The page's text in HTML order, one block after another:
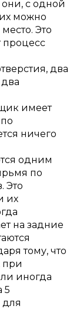
с одной
можно
Это
процесс
два
имеет
ничего
одним
по
Это
их
на задние
тому, что
при
иногда
5
для